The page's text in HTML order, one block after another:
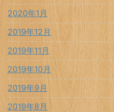
2020年1月
2019年12月
2019年11月
2019年10月
2019年9月
2019年8月